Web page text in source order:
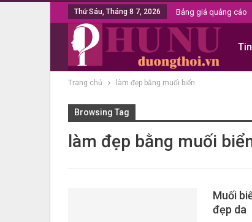
Thứ Sáu, Tháng 8 7, 2026 Bảng giá quảng cáo
Trang chủ làm đẹp bằng muối biển
Browsing Tag
làm đẹp bằng muối
Muối
đẹp da